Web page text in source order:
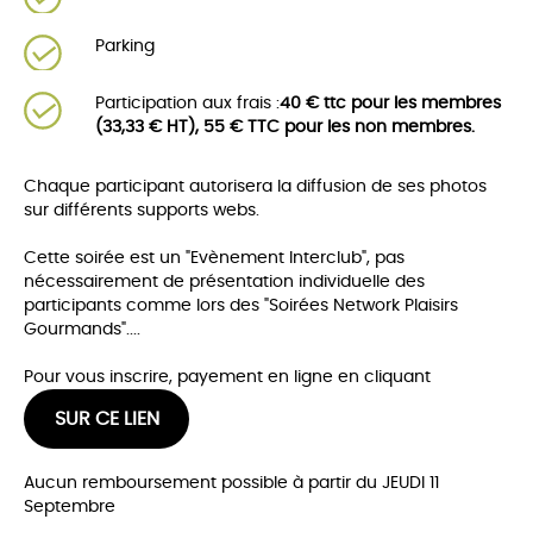
Parking
Participation aux frais :40 € ttc pour les membres
(33,33 € HT), 55 € TTC pour les non membres.
Chaque participant autorisera la diffusion de ses photos
sur différents supports webs.
Cette soirée est un "Evènement Interclub", pas
nécessairement de présentation individuelle des
participants comme lors des "Soirées Network Plaisirs
Gourmands"....
Pour vous inscrire, payement en ligne en cliquant
SUR CE LIEN
Aucun remboursement possible à partir du JEUDI 11
Septembre